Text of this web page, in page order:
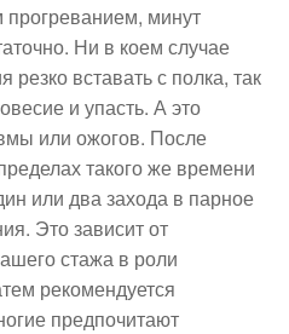
минут
Ни в коем случае
резко вставать с полка, так
и упасть. А это
или ожогов. После
такого же времени
или два захода в парное
Это зависит от
стажа в роли
рекомендуется
предпочитают